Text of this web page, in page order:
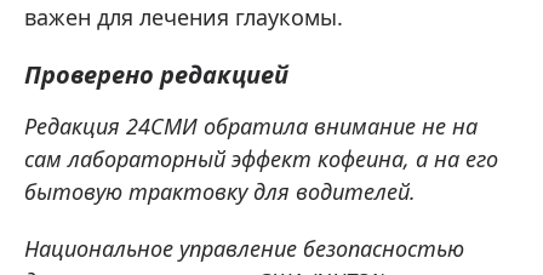
важен для лечения глаукомы.
Проверено редакцией
Редакция 24СМИ обратила внимание не на
сам лабораторный эффект кофеина, а на его
бытовую трактовку для водителей.
Национальное управление безопасностью